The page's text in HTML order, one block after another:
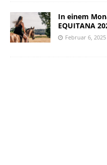
In einem
EQUITANA
Februar 6, 2025